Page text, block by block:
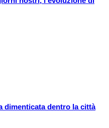
dimenticata dentro la città